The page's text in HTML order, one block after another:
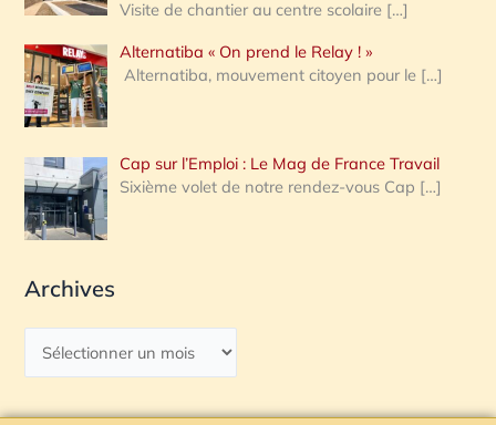
Visite de chantier au centre scolaire […]
Alternatiba « On prend le Relay ! »
Alternatiba, mouvement citoyen pour le […]
Cap sur l’Emploi : Le Mag de France Travail
Sixième volet de notre rendez-vous Cap […]
Archives